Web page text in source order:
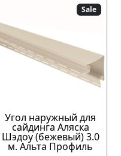
Sale
Угол наружный для
сайдинга Аляска
Шэдоу (бежевый) 3.0
м. Альта Профиль